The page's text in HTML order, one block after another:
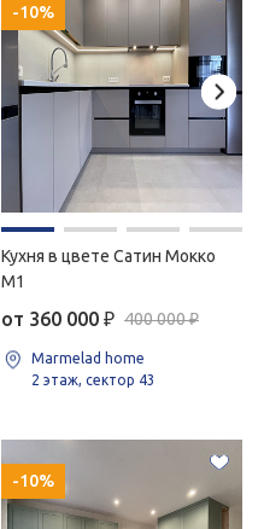
-10%
Кухня в цвете Сатин Мокко
М1
от 360 000 ₽ 400 000 ₽
Marmelad home
2 этаж, сектор 43
-10%